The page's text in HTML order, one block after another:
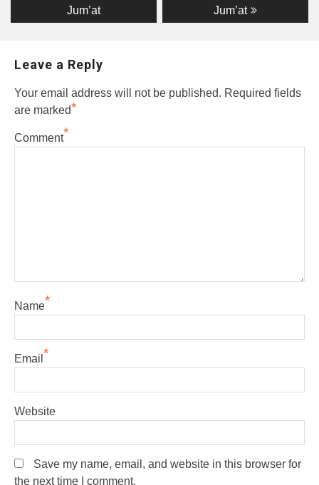
Jum’at
Jum’at
Leave a Reply
Your email address will not be published. Required fields
are marked*
Comment*
Name*
Email *
Website
Save my name, email, and website in this browser for
the next time I comment.